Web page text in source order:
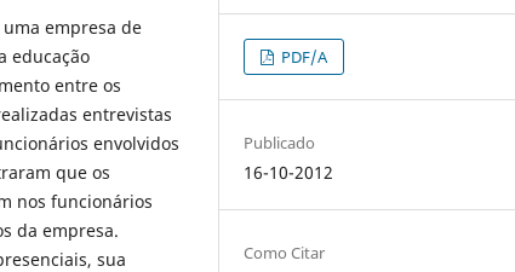
empresa de
educação
entre os
entrevistas
envolvidos
que os
nos funcionários
da empresa.
sua
PDF/A
Publicado
16-10-2012
Como Citar